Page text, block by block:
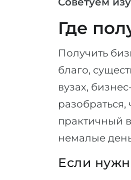
Где
Получить
благо,
вузах,
практичный
немалые
Если